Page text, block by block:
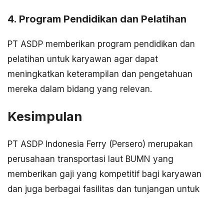
4. Program Pendidikan dan Pelatihan
PT ASDP memberikan program pendidikan dan
pelatihan untuk karyawan agar dapat
meningkatkan keterampilan dan pengetahuan
mereka dalam bidang yang relevan.
Kesimpulan
PT ASDP Indonesia Ferry (Persero) merupakan
perusahaan transportasi laut BUMN yang
memberikan gaji yang kompetitif bagi karyawan
dan juga berbagai fasilitas dan tunjangan untuk